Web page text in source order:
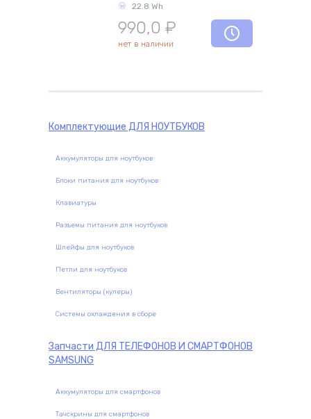
22.8 Wh
990,0 ₽
нет в наличии
Комплектующие ДЛЯ НОУТБУКОВ
Аккумуляторы для ноутбуков
Блоки питания для ноутбуков
Клавиатуры
Разъемы питания для ноутбуков
Шлейфы для ноутбуков
Петли для ноутбуков
Вентиляторы (кулеры)
Системы охлаждения в сборе
Запчасти ДЛЯ ТЕЛЕФОНОВ И СМАРТФОНОВ
SAMSUNG
Аккумуляторы для смартфонов
Тачскрины для смартфонов